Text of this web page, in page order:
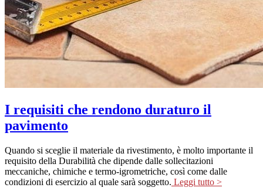
I requisiti che rendono duraturo il
pavimento
Quando si sceglie il materiale da rivestimento, è molto importante il
requisito della Durabilità che dipende dalle sollecitazioni
meccaniche, chimiche e termo-igrometriche, così come dalle
condizioni di esercizio al quale sarà soggetto. Leggi tutto >